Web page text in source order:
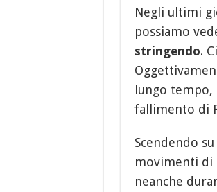
Negli ultimi
possiamo
stringendo.
lungo tempo,
fallimento di
Scendendo su
movimenti di
neanche